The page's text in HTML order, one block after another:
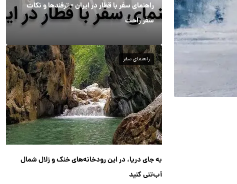
راهنمای سفر با قطار در ایران + ترفندها و نکات
سفر راحت
راهنمای سفر
به جای دریا، در این رودخانه‌های خنک و زلال شمال
آب‌تنی کنید